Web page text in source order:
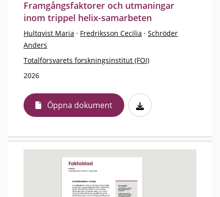
Framgångsfaktorer och utmaningar
inom trippel helix-samarbeten
Hultqvist Maria · Fredriksson Cecilia · Schröder
Anders
Totalförsvarets forskningsinstitut (FOI)
2026
Öppna dokument